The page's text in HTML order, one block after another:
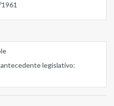
legislativo: